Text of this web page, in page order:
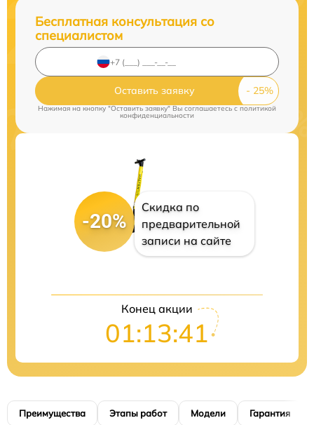
Бесплатная консультация со
специалистом
Оставить заявку
Нажимая на кнопку "Оставить заявку" Вы соглашаетесь cполитикой
конфиденциальности
-20%
Скидка по
предварительной
записи на сайте
Конец акции
01:13:40
Преимущества Этапы работ Модели Гарантия